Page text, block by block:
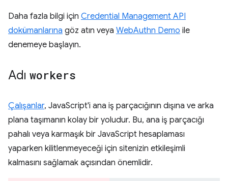
Daha fazla bilgi için Credential Management API
dokümanlarına göz atın veya WebAuthn Demo ile
denemeye başlayın.
Adı workers
Çalışanlar, JavaScript'i ana iş parçacığının dışına ve arka
plana taşımanın kolay bir yoludur. Bu, ana iş parçacığı
pahalı veya karmaşık bir JavaScript hesaplaması
yaparken kilitlenmeyeceği için sitenizin etkileşimli
kalmasını sağlamak açısından önemlidir.